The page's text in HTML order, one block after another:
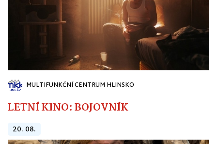
MULTIFUNKČNÍ CENTRUM HLINSKO
LETNÍ KINO: BOJOVNÍK
20. 08.